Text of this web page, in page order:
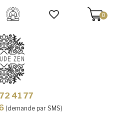
0
41 77
(demande par SMS)